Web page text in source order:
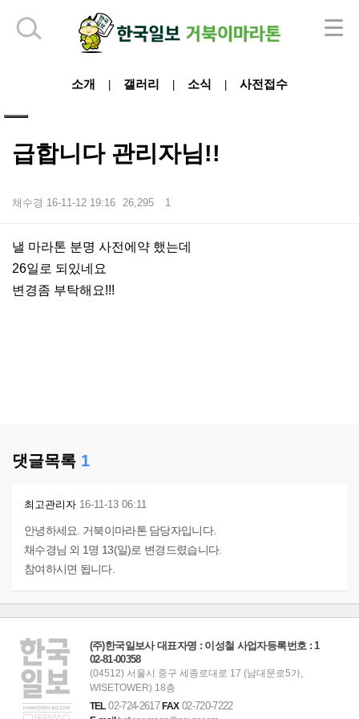
소개 갤러리 소식 사전접수
급합니다 관리자님!!
채수경 16-11-12 19:16 26,295 1
본문
낼 마라톤 분명 사전에약 했는데
26일로 되있네요
변경좀 부탁해요!!!
댓글목록 1
최고관리자 16-11-13 06:11
안녕하세요. 거북이마라톤 담당자입니다.
채수경님 외 1명 13(일)로 변경드렸습니다.
참여하시면 됩니다.
하단 영역
(주)한국일보사 대표자명 : 이성철 사업자등록번호 : 1
02-81-00358
(04512) 서울시 중구 세종로대로 17 (남대문로5가,
WISETOWER) 18층
TEL02-724-2617FAX02-720-7222